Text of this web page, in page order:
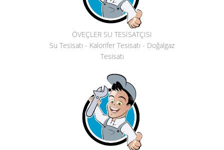
ÖVEÇLER SU TESİSATÇISI
Su Tesisatı - Kalorifer Tesisatı - Doğalgaz
Tesisatı